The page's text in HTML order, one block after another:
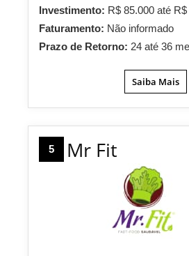
Investimento: R$ 85.000 até
Faturamento: Não informado
Prazo de Retorno: 24 até 36
Saiba Mais
5 Mr Fit